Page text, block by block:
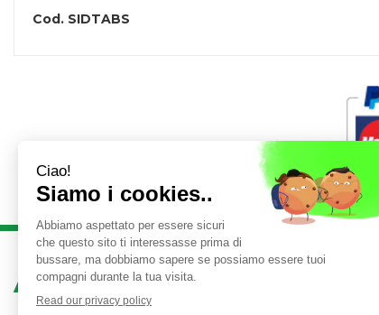
Cod. SIDTABS
AREA UTENTE